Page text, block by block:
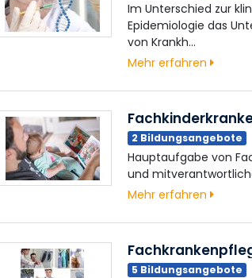
Im Unterschied zur
Epidemiologie das
von Krankh…
Mehr erfahren
2 Bildungsangebote
Hauptaufgabe von
und
Mehr erfahren
5 Bildungsangebote